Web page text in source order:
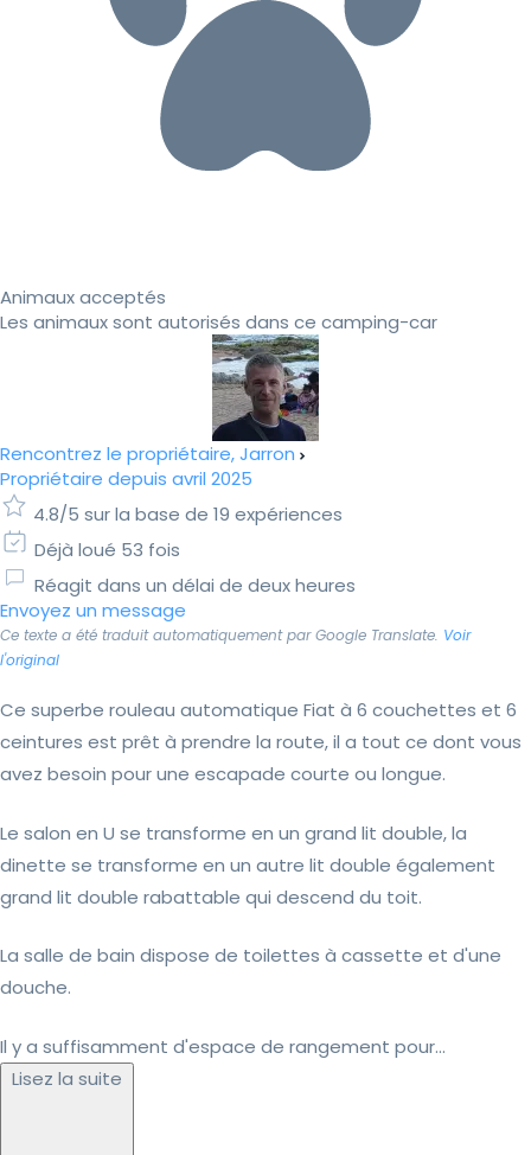
Animaux acceptés
Les animaux sont autorisés dans ce camping-car
Rencontrez le propriétaire, Jarron
Propriétaire depuis avril 2025
4.8/5 sur la base de 19 expériences
Déjà loué 53 fois
Réagit dans un délai de deux heures
Envoyez un message
Ce texte a été traduit automatiquement par Google Translate. Voir
l'original
Ce superbe rouleau automatique Fiat à 6 couchettes et 6
ceintures est prêt à prendre la route, il a tout ce dont vous
avez besoin pour une escapade courte ou longue.
Le salon en U se transforme en un grand lit double, la
dinette se transforme en un autre lit double également
grand lit double rabattable qui descend du toit.
La salle de bain dispose de toilettes à cassette et d'une
douche.
Il y a suffisamment d'espace de rangement pour...
Lisez la suite